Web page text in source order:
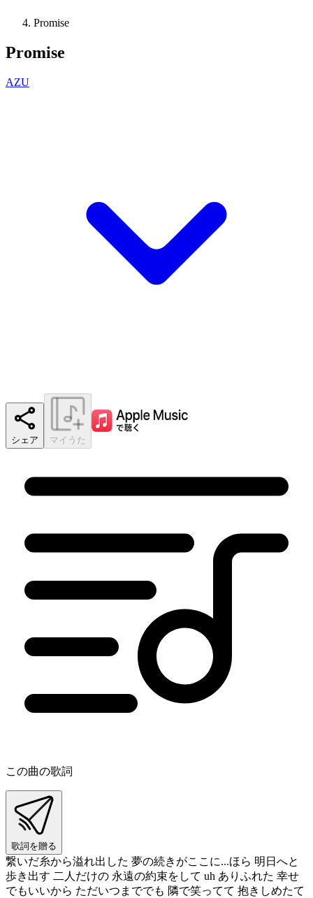
Promise
Promise
AZU
シェア マイうた
この曲の歌詞
歌詞を贈る
繋いだ糸から溢れ出した 夢の続きがここに...ほら 明日へと
歩き出す 二人だけの 永遠の約束をして uh ありふれた 幸せ
でもいいから ただいつまででも 隣で笑ってて 抱きしめたて